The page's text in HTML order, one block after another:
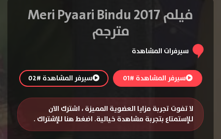
فيلم Meri Pyaari Bindu 2017
مترجم
سيرفرات المشاهدة
سيرفر المشاهدة #01 سيرفر المشاهدة #02
لا تفوت تجربة مزايا العضوية المميزة ، اشترك الان
للإستمتاع بتجربة مشاهدة خيالية. اضغط هنا للإشتراك .